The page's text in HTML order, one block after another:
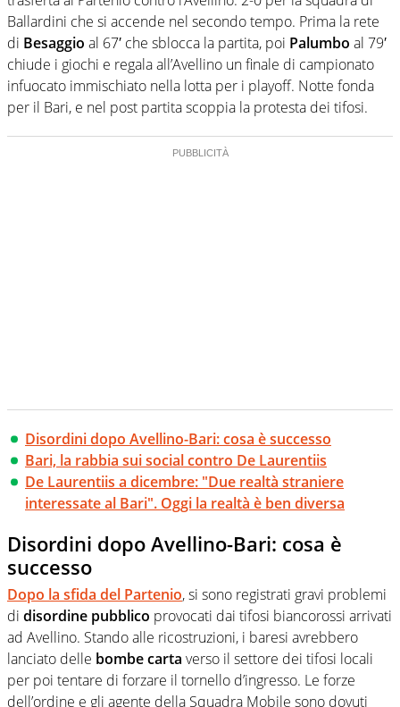
Ballardini che si accende nel secondo tempo. Prima la rete
di Besaggio al 67′ che sblocca la partita, poi Palumbo al 79′
chiude i giochi e regala all’Avellino un finale di campionato
infuocato immischiato nella lotta per i playoff. Notte fonda
per il Bari, e nel post partita scoppia la protesta dei tifosi.
Disordini dopo Avellino-Bari: cosa è successo
Bari, la rabbia sui social contro De Laurentiis
De Laurentiis a dicembre: "Due realtà straniere
interessate al Bari". Oggi la realtà è ben diversa
Disordini dopo Avellino-Bari: cosa è
successo
Dopo la sfida del Partenio, si sono registrati gravi problemi
di disordine pubblico provocati dai tifosi biancorossi arrivati
ad Avellino. Stando alle ricostruzioni, i baresi avrebbero
lanciato delle bombe carta verso il settore dei tifosi locali
per poi tentare di forzare il tornello d’ingresso. Le forze
dell’ordine e gli agente della Squadra Mobile sono dovuti